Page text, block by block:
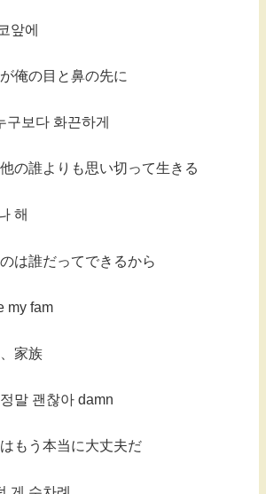
앞에
俺の目と鼻の先に
보다 화끈하게
の誰よりも思い切って生きる
해
は誰だってできるから
my fam
家族
말 괜찮아 damn
もう本当に大丈夫だ